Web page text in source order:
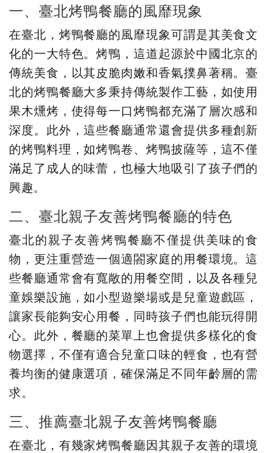
一、臺北烤鴨餐廳的風靡現象
在臺北，烤鴨餐廳的風靡現象可謂是其美食文
化的一大特色。烤鴨，這道起源於中國北京的
傳統美食，以其皮脆肉嫩和香氣撲鼻著稱。臺
北的烤鴨餐廳大多秉持傳統製作工藝，如使用
果木燻烤，使得每一口烤鴨都充滿了層次感和
深度。此外，這些餐廳通常還會提供多種創新
的烤鴨料理，如烤鴨卷、烤鴨披薩等，這不僅
滿足了成人的味蕾，也極大地吸引了孩子們的
興趣。
二、臺北親子友善烤鴨餐廳的特色
臺北的親子友善烤鴨餐廳不僅提供美味的食
物，更注重營造一個適閤家庭的用餐環境。這
些餐廳通常會有寬敞的用餐空間，以及各種兒
童娛樂設施，如小型遊樂場或是兒童遊戲區，
讓家長能夠安心用餐，同時孩子們也能玩得開
心。此外，餐廳的菜單上也會提供多樣化的食
物選擇，不僅有適合兒童口味的輕食，也有營
養均衡的健康選項，確保滿足不同年齡層的需
求。
三、推薦臺北親子友善烤鴨餐廳
在臺北，有幾家烤鴨餐廳因其親子友善的環境